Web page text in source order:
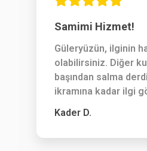
Samimi Hizmet!
Güleryüzün, ilginin
olabilirsiniz. Diğer
başından salma
ikramına kadar ilgi
Kader D.